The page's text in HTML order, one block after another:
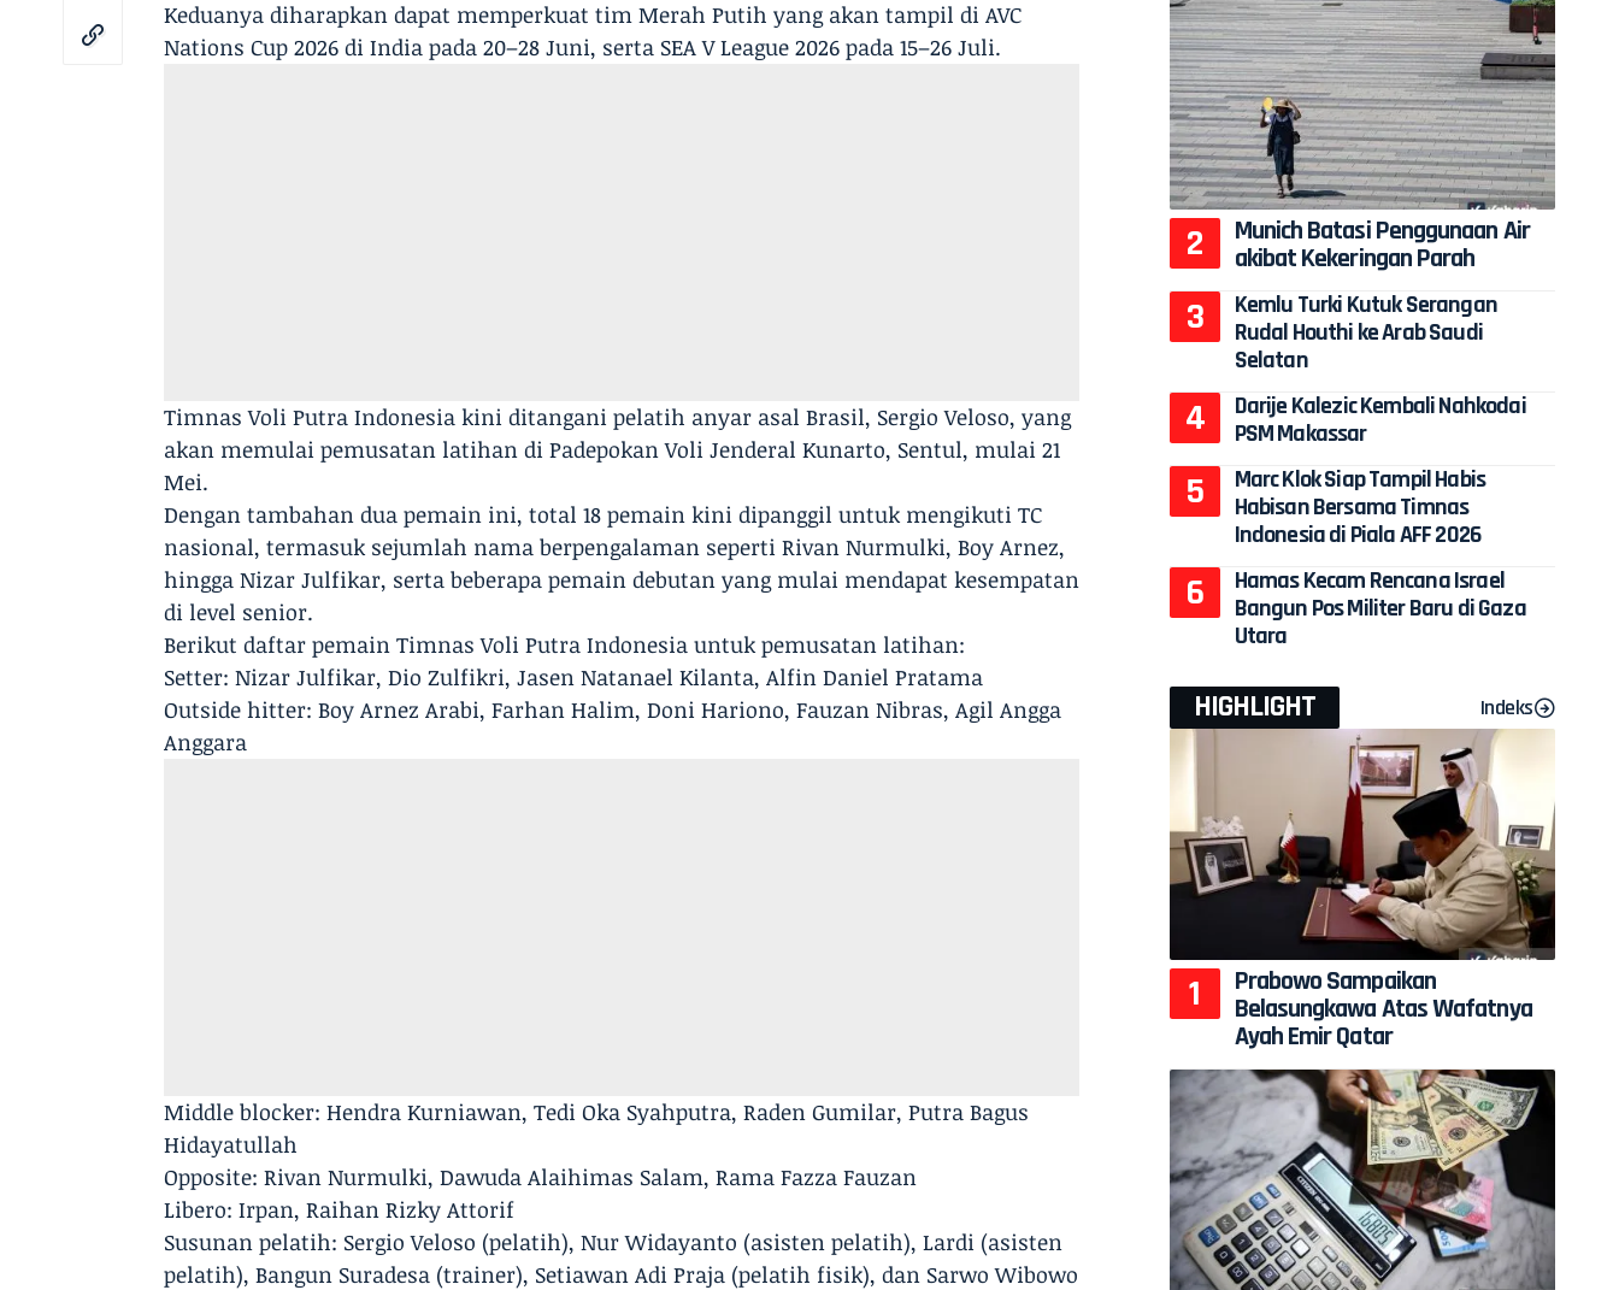
Keduanya diharapkan dapat memperkuat tim Merah Putih yang akan tampil di AVC
Nations Cup 2026 di India pada 20–28 Juni, serta SEA V League 2026 pada 15–26 Juli.
Timnas Voli Putra Indonesia kini ditangani pelatih anyar asal Brasil, Sergio Veloso, yang
akan memulai pemusatan latihan di Padepokan Voli Jenderal Kunarto, Sentul, mulai 21
Mei.
Dengan tambahan dua pemain ini, total 18 pemain kini dipanggil untuk mengikuti TC
nasional, termasuk sejumlah nama berpengalaman seperti Rivan Nurmulki, Boy Arnez,
hingga Nizar Julfikar, serta beberapa pemain debutan yang mulai mendapat kesempatan
di level senior.
Berikut daftar pemain Timnas Voli Putra Indonesia untuk pemusatan latihan:
Setter: Nizar Julfikar, Dio Zulfikri, Jasen Natanael Kilanta, Alfin Daniel Pratama
Outside hitter: Boy Arnez Arabi, Farhan Halim, Doni Hariono, Fauzan Nibras, Agil Angga
Anggara
Middle blocker: Hendra Kurniawan, Tedi Oka Syahputra, Raden Gumilar, Putra Bagus
Hidayatullah
Opposite: Rivan Nurmulki, Dawuda Alaihimas Salam, Rama Fazza Fauzan
Libero: Irpan, Raihan Rizky Attorif
Susunan pelatih: Sergio Veloso (pelatih), Nur Widayanto (asisten pelatih), Lardi (asisten
pelatih), Bangun Suradesa (trainer), Setiawan Adi Praja (pelatih fisik), dan Sarwo Wibowo
Munich Batasi Penggunaan Air
akibat Kekeringan Parah
Kemlu Turki Kutuk Serangan
Rudal Houthi ke Arab Saudi
Selatan
Darije Kalezic Kembali Nahkodai
PSM Makassar
Marc Klok Siap Tampil Habis
Habisan Bersama Timnas
Indonesia di Piala AFF 2026
Hamas Kecam Rencana Israel
Bangun Pos Militer Baru di Gaza
Utara
HIGHLIGHT Indeks
Prabowo Sampaikan
Belasungkawa Atas Wafatnya
Ayah Emir Qatar